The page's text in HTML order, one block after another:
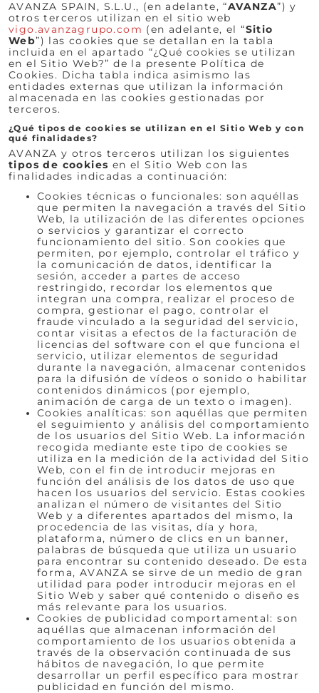
AVANZA SPAIN, S.L.U., (en adelante, “AVANZA”) y
otros terceros utilizan en el sitio web
vigo.avanzagrupo.com (en adelante, el “Sitio
Web”) las cookies que se detallan en la tabla
incluida en el apartado “¿Qué cookies se utilizan
en el Sitio Web?” de la presente Política de
Cookies. Dicha tabla indica asimismo las
entidades externas que utilizan la información
almacenada en las cookies gestionadas por
terceros.
¿Qué tipos de cookies se utilizan en el Sitio Web y con
qué finalidades?
AVANZA y otros terceros utilizan los siguientes
tipos de cookies en el Sitio Web con las
finalidades indicadas a continuación:
Cookies técnicas o funcionales: son aquéllas
que permiten la navegación a través del Sitio
Web, la utilización de las diferentes opciones
o servicios y garantizar el correcto
funcionamiento del sitio. Son cookies que
permiten, por ejemplo, controlar el tráfico y
la comunicación de datos, identificar la
sesión, acceder a partes de acceso
restringido, recordar los elementos que
integran una compra, realizar el proceso de
compra, gestionar el pago, controlar el
fraude vinculado a la seguridad del servicio,
contar visitas a efectos de la facturación de
licencias del software con el que funciona el
servicio, utilizar elementos de seguridad
durante la navegación, almacenar contenidos
para la difusión de vídeos o sonido o habilitar
contenidos dinámicos (por ejemplo,
animación de carga de un texto o imagen).
Cookies analíticas: son aquéllas que permiten
el seguimiento y análisis del comportamiento
de los usuarios del Sitio Web. La información
recogida mediante este tipo de cookies se
utiliza en la medición de la actividad del Sitio
Web, con el fin de introducir mejoras en
función del análisis de los datos de uso que
hacen los usuarios del servicio. Estas cookies
analizan el número de visitantes del Sitio
Web y a diferentes apartados del mismo, la
procedencia de las visitas, día y hora,
plataforma, número de clics en un banner,
palabras de búsqueda que utiliza un usuario
para encontrar su contenido deseado. De esta
forma, AVANZA se sirve de un medio de gran
utilidad para poder introducir mejoras en el
Sitio Web y saber qué contenido o diseño es
más relevante para los usuarios.
Cookies de publicidad comportamental: son
aquéllas que almacenan información del
comportamiento de los usuarios obtenida a
través de la observación continuada de sus
hábitos de navegación, lo que permite
desarrollar un perfil específico para mostrar
publicidad en función del mismo.